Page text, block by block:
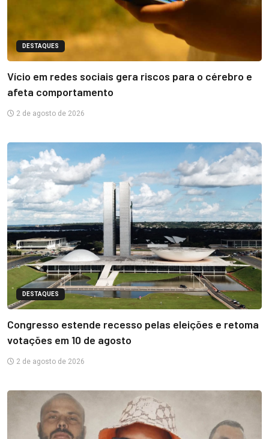
DESTAQUES
Vício em redes sociais gera riscos para o cérebro e
afeta comportamento
2 de agosto de 2026
DESTAQUES
Congresso estende recesso pelas eleições e retoma
votações em 10 de agosto
2 de agosto de 2026